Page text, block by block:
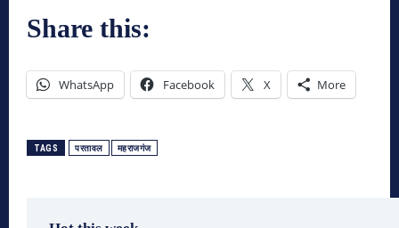
Share this:
WhatsApp Facebook X More
TAGS परतावल महराजगंज